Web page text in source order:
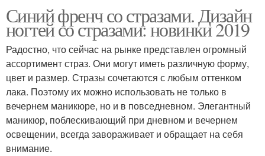
Синий френч со стразами. Дизайн
ногтей со стразами: новинки 2019
Радостно, что сейчас на рынке представлен огромный
ассортимент страз. Они могут иметь различную форму,
цвет и размер. Стразы сочетаются с любым оттенком
лака. Поэтому их можно использовать не только в
вечернем маникюре, но и в повседневном. Элегантный
маникюр, поблескивающий при дневном и вечернем
освещении, всегда завораживает и обращает на себя
внимание.